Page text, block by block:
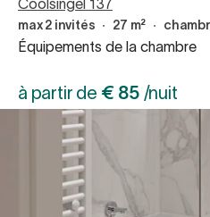
Coolsingel 137
max 2 invités ∙ 27 m² ∙
Équipements de la chambre
à partir de € 85 /nuit